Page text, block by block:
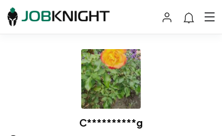
C**********g